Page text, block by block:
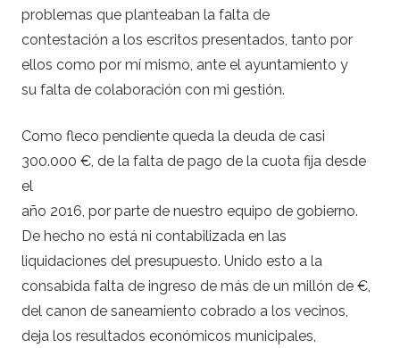
problemas que planteaban la falta de
contestación a los escritos presentados, tanto por
ellos como por mí mismo, ante el ayuntamiento y
su falta de colaboración con mi gestión.
Como fleco pendiente queda la deuda de casi
300.000 €, de la falta de pago de la cuota fija desde
el
año 2016, por parte de nuestro equipo de gobierno.
De hecho no está ni contabilizada en las
liquidaciones del presupuesto. Unido esto a la
consabida falta de ingreso de más de un millón de €,
del canon de saneamiento cobrado a los vecinos,
deja los resultados económicos municipales,